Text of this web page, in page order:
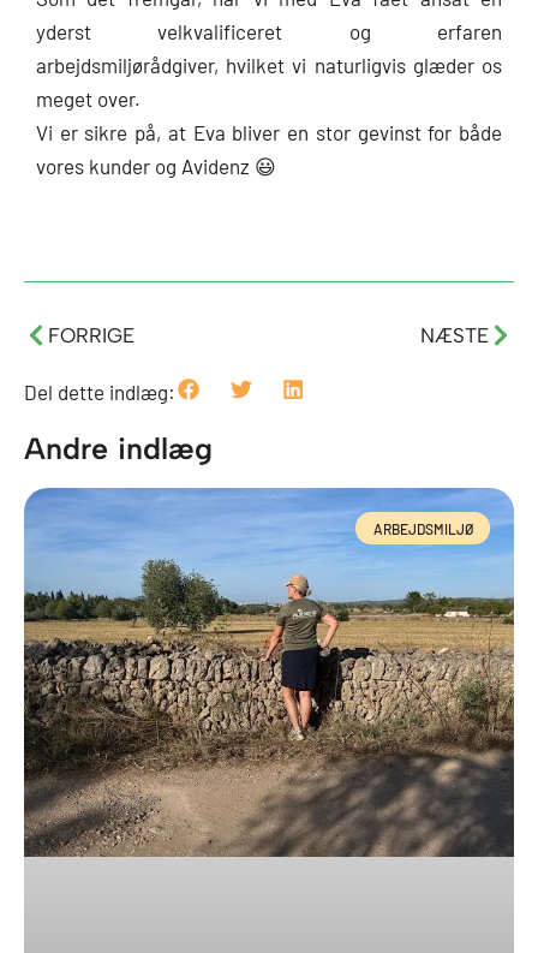
yderst velkvalificeret og erfaren
arbejdsmiljørådgiver, hvilket vi naturligvis glæder os
meget over.
Vi er sikre på, at Eva bliver en stor gevinst for både
vores kunder og Avidenz 😃
Tidligere
FORRIGE NÆSTE
Del dette indlæg:
Andre indlæg
ARBEJDSMILJØ